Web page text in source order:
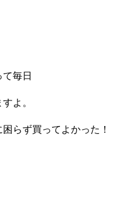
毎日
よ。
らず買ってよかった！